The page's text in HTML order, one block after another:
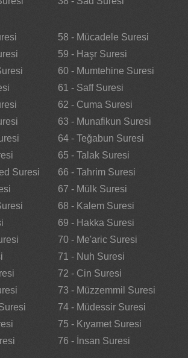
Suresi
58 - Mücadele Suresi
59 - Haşr Suresi
60 - Mumtehine Suresi
61 - Saff Suresi
62 - Cuma Suresi
63 - Munafikun Suresi
64 - Teğabun Suresi
65 - Talak Suresi
66 - Tahrim Suresi
67 - Mülk Suresi
68 - Kalem Suresi
69 - Hakka Suresi
70 - Me'aric Suresi
71 - Nuh Suresi
72 - Cin Suresi
73 - Müzzemmil Suresi
74 - Müdessir Suresi
75 - Kıyamet Suresi
76 - İnsan Suresi